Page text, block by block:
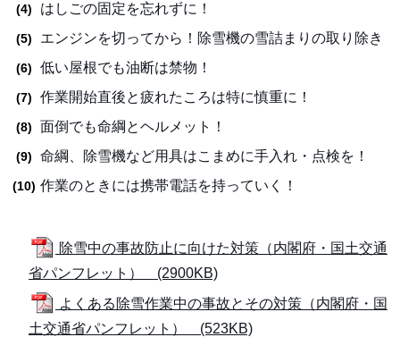
はしごの固定を忘れずに！
エンジンを切ってから！除雪機の雪詰まりの取り除き
低い屋根でも油断は禁物！
作業開始直後と疲れたころは特に慎重に！
面倒でも命綱とヘルメット！
命綱、除雪機など用具はこまめに手入れ・点検を！
作業のときには携帯電話を持っていく！
除雪中の事故防止に向けた対策（内閣府・国土交通
省パンフレット） (2900KB)
よくある除雪作業中の事故とその対策（内閣府・国
土交通省パンフレット） (523KB)